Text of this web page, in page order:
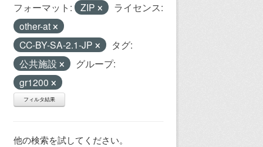
フォーマット: ZIP
ライセンス:
other-at
CC-BY-SA-2.1-JP
タグ:
公共施設
グループ:
gr1200
フィルタ結果
他の検索を試してください。